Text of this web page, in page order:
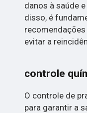
danos à saúde
disso, é
evitar a
controle
O controle de
para garantir a